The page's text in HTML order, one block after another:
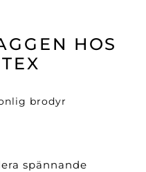
HOS
spännande